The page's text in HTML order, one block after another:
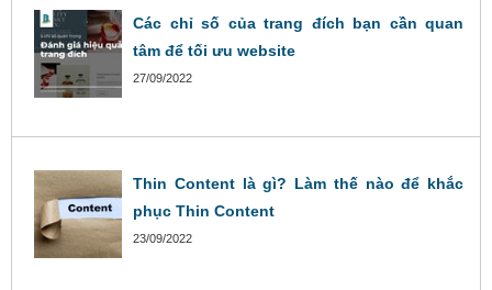
Các chỉ số của trang đích bạn cần quan
tâm để tối ưu website
27/09/2022
Thin Content là gì? Làm thế nào để khắc
phục Thin Content
23/09/2022